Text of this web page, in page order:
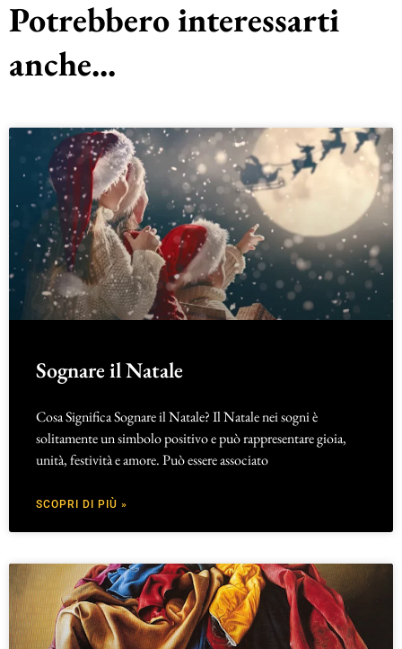
Potrebbero interessarti
anche...
Sognare il Natale
Cosa Significa Sognare il Natale? Il Natale nei sogni è
solitamente un simbolo positivo e può rappresentare gioia,
unità, festività e amore. Può essere associato
SCOPRI DI PIÙ »